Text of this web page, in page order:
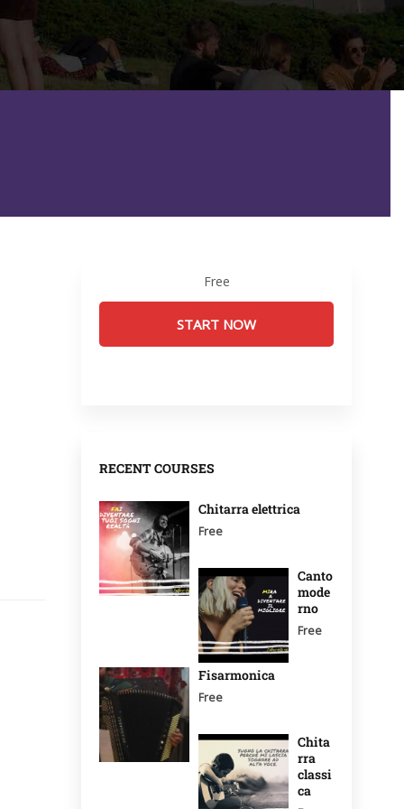
Free
START NOW
RECENT COURSES
Chitarra elettrica
Free
Canto
mode
rno
Free
Fisarmonica
Free
Chita
rra
classi
ca